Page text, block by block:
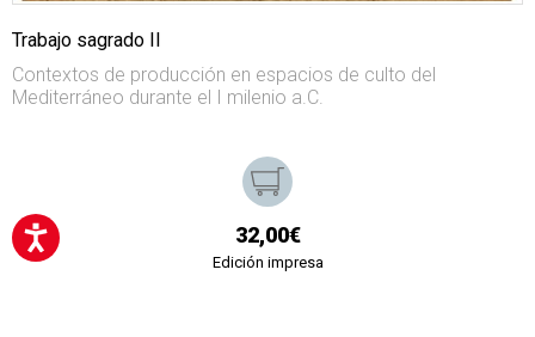
Trabajo sagrado II
Contextos de producción en espacios de culto del
Mediterráneo durante el I milenio a.C.
32,00€
Edición impresa